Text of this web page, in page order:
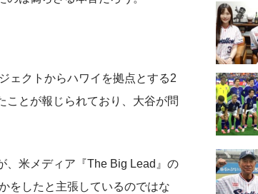
ェクトからハワイを拠点とする2
ことが報じられており、大谷が問
、米メディア『The Big Lead』の
をしたと主張しているのではな